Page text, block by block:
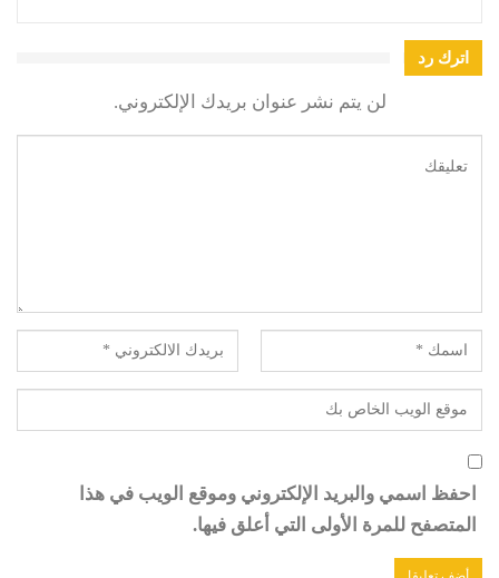
اترك رد
لن يتم نشر عنوان بريدك الإلكتروني.
احفظ اسمي والبريد الإلكتروني وموقع الويب في هذا
المتصفح للمرة الأولى التي أعلق فيها.